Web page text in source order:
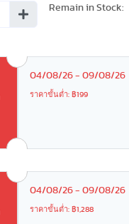
Remain in Stock:
04/08/26 - 09/08/26
ราคาขั้นต่ำ: ฿199
04/08/26 - 09/08/26
ราคาขั้นต่ำ: ฿1,288